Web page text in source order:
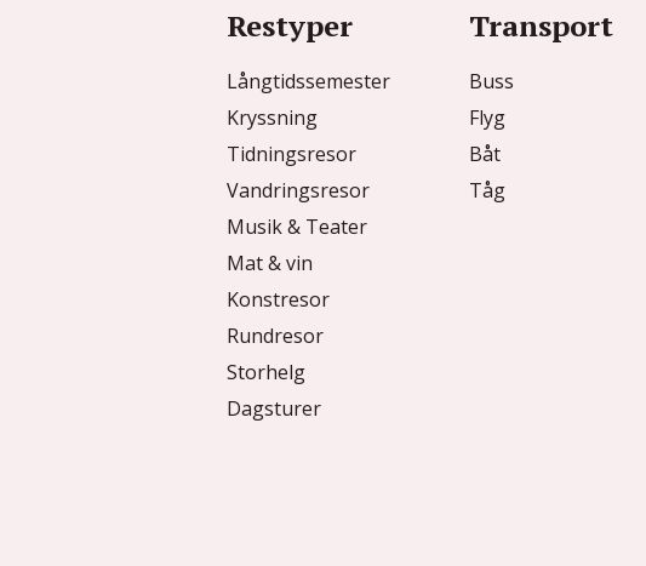
Restyper
Långtidssemester
Kryssning
Tidningsresor
Vandringsresor
Musik & Teater
Mat & vin
Konstresor
Rundresor
Storhelg
Dagsturer
Transport
Buss
Flyg
Båt
Tåg